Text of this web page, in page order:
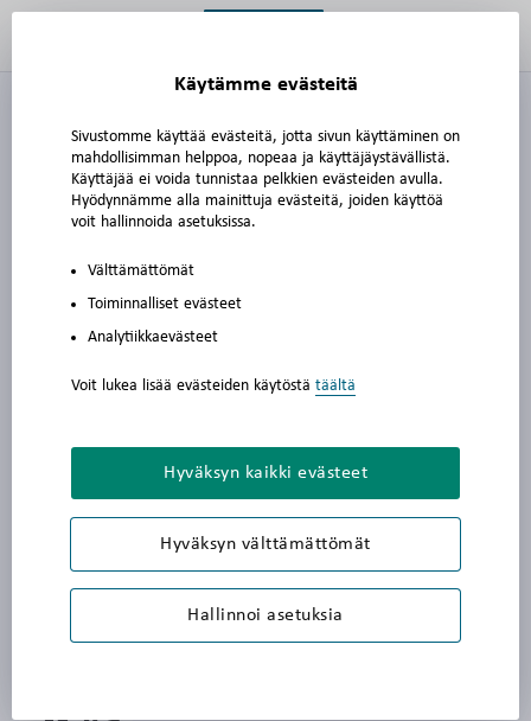
Asiakaspalvelu
+358 207 109 340
Sähköpostiosoitteet ovat muotoa
Noudot ja logistiikka
Käytämme evästeitä
Sivustomme käyttää evästeitä, jotta sivun käyttäminen on
mahdollisimman helppoa, nopeaa ja käyttäjäystävällistä.
Käyttäjää ei voida tunnistaa pelkkien evästeiden avulla.
Hyödynnämme alla mainittuja evästeitä, joiden käyttöä
voit hallinnoida asetuksissa.
Välttämättömät
Toiminnalliset evästeet
Analytiikkaevästeet
Voit lukea lisää evästeiden käytöstä täältä
Hyväksyn kaikki evästeet
Hyväksyn välttämättömät
Hallinnoi asetuksia
Yhteystiedot | Prevett has loaded